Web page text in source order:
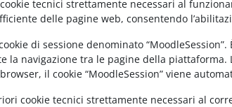
tecnici strettamente necessari al
delle pagine web, consentendo
di sessione denominato
la navigazione tra le pagine della
il cookie “MoodleSession” viene
cookie tecnici strettamente necessari al